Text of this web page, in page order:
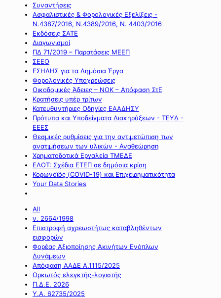
Συναντήσεις
Ασφαλιστικές & Φορολογικές Εξελίξεις -
Ν.4387/2016, Ν.4389/2016, Ν. 4403/2016
Εκδόσεις ΣΑΤΕ
Διαγωνισμοί
ΠΔ 71/2019 – Παρατάσεις ΜΕΕΠ
ΣΕΕΟ
ΕΣΗΔΗΣ για τα Δημόσια Έργα
Φορολογικές Υποχρεώσεις
Οικοδομικές Άδειες – ΝΟΚ – Απόφαση ΣτΕ
Κρατήσεις υπέρ τρίτων
Κατευθυντήριες Οδηγίες ΕΑΑΔΗΣΥ
Πρότυπα και Υποδείγματα Διακηρύξεων - ΤΕΥΔ -
ΕΕΕΣ
Θεσμικές ρυθμίσεις για την αντιμετώπιση των
ανατιμήσεων των υλικών - Αναθεώρηση
Χρηματοδοτικά Εργαλεία ΤΜΕΔΕ
ΕΛΟΤ: Σχέδια ΕΤΕΠ σε δημόσια κρίση
Κορωνοϊός (COVID-19) και Επιχειρηματικότητα
Your Data Stories
All
ν. 2664/1998
Επιστροφή αχρεωστήτως καταβληθέντων
εισφορών
Φορέας Αξιοποίησης Ακινήτων Ενόπλων
Δυνάμεων
Απόφαση ΑΑΔΕ Α.1115/2025
Ορκωτός ελεγκτής-λογιστής
Π.Δ.Ε. 2026
Υ.Α. 62735/2025